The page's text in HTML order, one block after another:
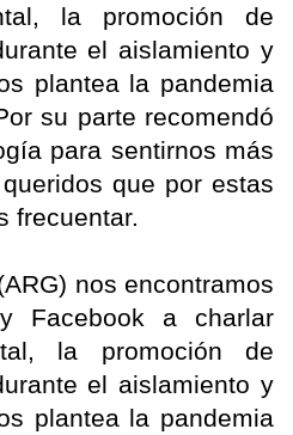
la promoción de
el aislamiento y
plantea la pandemia
su parte recomendó
para sentirnos más
que por estas
frecuentar.
nos encontramos
Facebook a charlar
la promoción de
el aislamiento y
plantea la pandemia